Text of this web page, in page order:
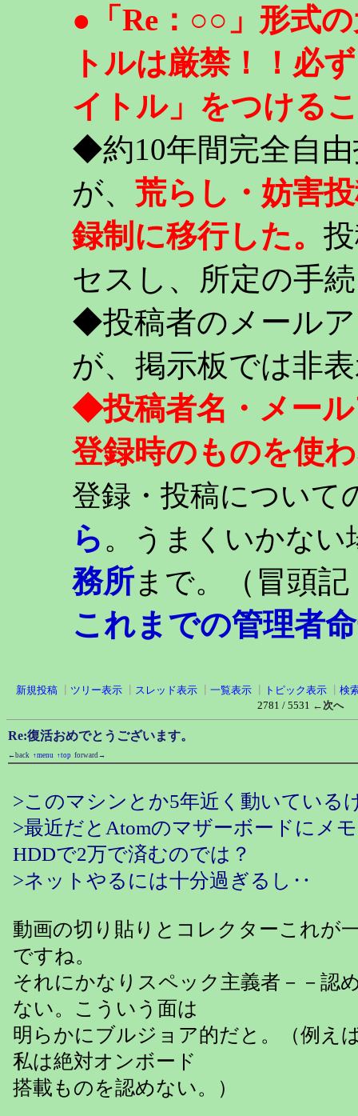
●「Re：○○」形式
トルは厳禁！！必
イトル」をつける
◆約10年間完全自
が、 荒らし・妨害
録制に移行した。
セスし、所定の手
◆投稿者のメール
が、掲示板では非
◆投稿者名・メー
登録時のものを使
登録・投稿について
ら。うまくいかない
務所まで。 （冒
これまでの管理者
新規投稿 ツリー表示 スレッド表示 一覧表示 トピック表示
検
2781 / 5531 ←次へ
Re:復活おめでとうございます。
←back ↑menu ↑top forward→
>このマシンとか5年近く動いている
>最近だとAtomのマザーボードにメ
HDDで2万で済むのでは？
>ネットやるには十分過ぎるし‥
動画の切り貼りとコレクターこれが
ですね。
それにかなりスペック主義者－－認
ない。こういう面は
明らかにブルジョア的だと。（例え
私は絶対オンボード
搭載ものを認めない。）